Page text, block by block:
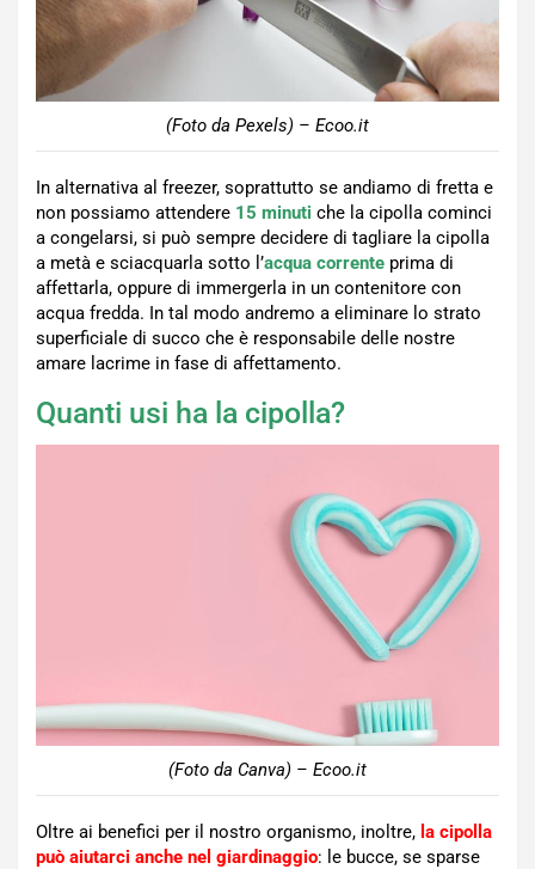
(Foto da Pexels) – Ecoo.it
In alternativa al freezer, soprattutto se andiamo di fretta e
non possiamo attendere 15 minuti che la cipolla cominci
a congelarsi, si può sempre decidere di tagliare la cipolla
a metà e sciacquarla sotto l’acqua corrente prima di
affettarla, oppure di immergerla in un contenitore con
acqua fredda. In tal modo andremo a eliminare lo strato
superficiale di succo che è responsabile delle nostre
amare lacrime in fase di affettamento.
Quanti usi ha la cipolla?
(Foto da Canva) – Ecoo.it
Oltre ai benefici per il nostro organismo, inoltre, la cipolla
può aiutarci anche nel giardinaggio: le bucce, se sparse